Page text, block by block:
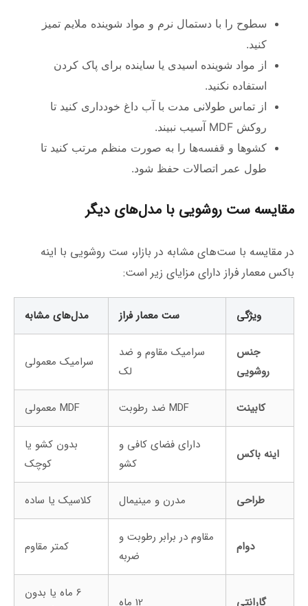
سطوح را با دستمال نرم و مواد شوینده ملایم تمیز
کنید.
از مواد شوینده اسیدی یا ساینده برای پاک کردن
استفاده نکنید.
از تماس طولانی مدت با آب داغ خودداری کنید تا
روکش MDF آسیب نبیند.
کشوها و قفسه‌ها را به صورت منظم مرتب کنید تا
طول عمر اتصالات حفظ شود.
مقایسه ست روشویی با مدل‌های دیگر
در مقایسه با ست‌های مشابه در بازار، ست روشویی با اینه
باکس معمار فراز دارای مزایای زیر است:
ویژگی ست معمار فراز مدل‌های مشابه
جنس
روشویی
سرامیک مقاوم و ضد
لک
سرامیک معمولی
کابینت MDF ضد رطوبت MDF معمولی
اینه باکس
دارای فضای کافی و
کشو
بدون کشو یا
کوچک
طراحی مدرن و مینیمال کلاسیک یا ساده
دوام
مقاوم در برابر رطوبت و
ضربه
کمتر مقاوم
گارانتی 12 ماه
6 ماه یا بدون